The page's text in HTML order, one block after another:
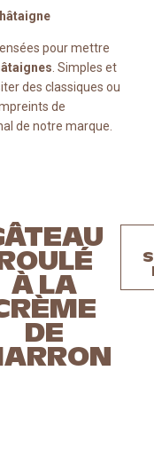
pour mettre
. Simples et
des classiques ou
de
de notre marque.
À LA
DE